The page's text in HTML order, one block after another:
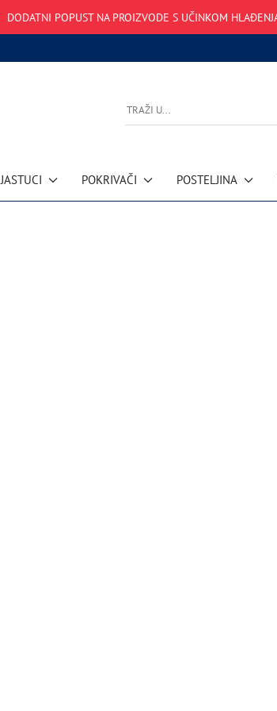
DODATNI POPUST NA PROIZVODE S UČINKOM
JASTUCI POKRIVAČI POSTELJINA